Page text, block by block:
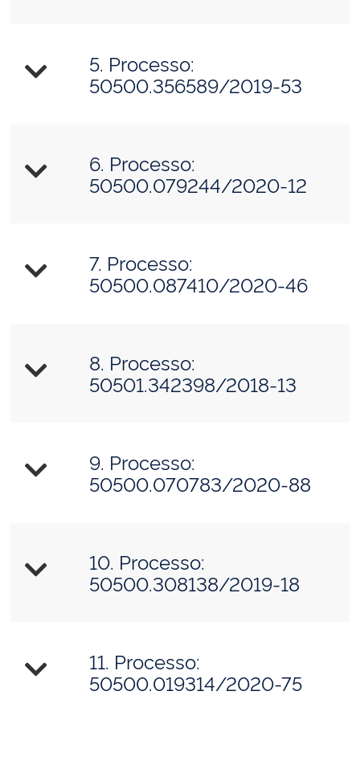
5. Processo:
50500.356589/2019-53
6. Processo:
50500.079244/2020-12
7. Processo:
50500.087410/2020-46
8. Processo:
50501.342398/2018-13
9. Processo:
50500.070783/2020-88
10. Processo:
50500.308138/2019-18
11. Processo:
50500.019314/2020-75